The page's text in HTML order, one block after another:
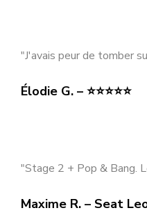
"J'avais peur de tomber
Élodie G. – ⭐⭐⭐⭐⭐
"Stage 2 + Pop & Bang.
Maxime R. – Seat